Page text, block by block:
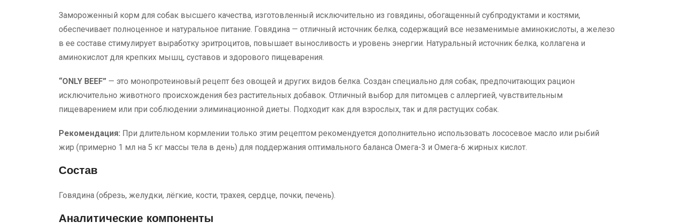
Замороженный корм для собак высшего качества, изготовленный исключительно из говядины, обогащенный субпродуктами и костями,
обеспечивает полноценное и натуральное питание. Говядина — отличный источник белка, содержащий все незаменимые аминокислоты, а железо
в ее составе стимулирует выработку эритроцитов, повышает выносливость и уровень энергии. Натуральный источник белка, коллагена и
аминокислот для крепких мышц, суставов и здорового пищеварения.
“ONLY BEEF” — это монопротеиновый рецепт без овощей и других видов белка. Создан специально для собак, предпочитающих рацион
исключительно животного происхождения без растительных добавок. Отличный выбор для питомцев с аллергией, чувствительным
пищеварением или при соблюдении элиминационной диеты. Подходит как для взрослых, так и для растущих собак.
Рекомендация: При длительном кормлении только этим рецептом рекомендуется дополнительно использовать лососевое масло или рыбий
жир (примерно 1 мл на 5 кг массы тела в день) для поддержания оптимального баланса Омега-3 и Омега-6 жирных кислот.
Состав
Говядина (обрезь, желудки, лёгкие, кости, трахея, сердце, почки, печень).
Аналитические компоненты